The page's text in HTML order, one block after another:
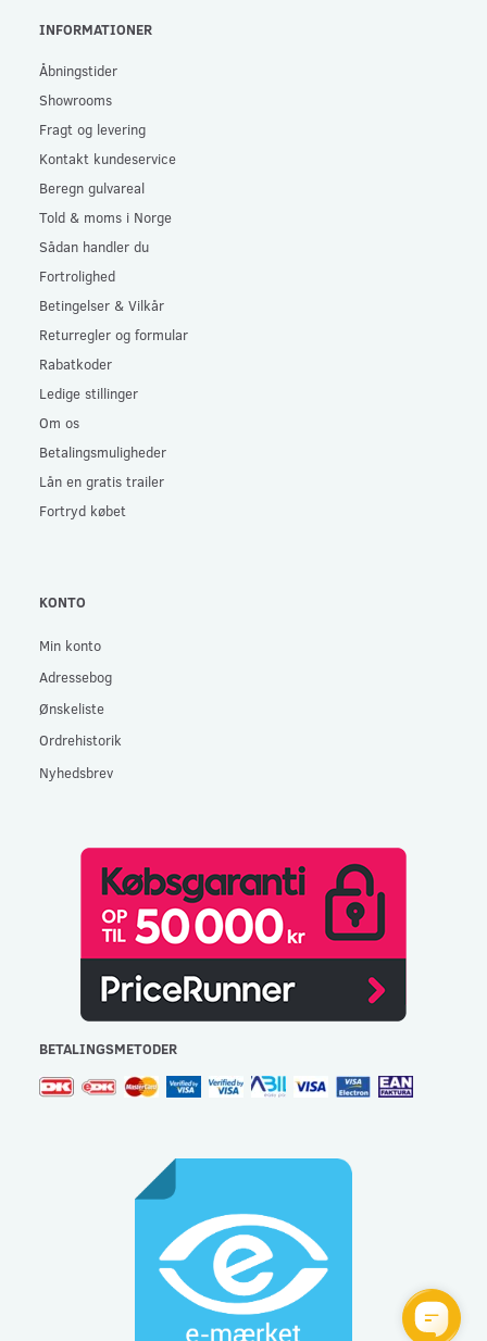
INFORMATIONER
Åbningstider
Showrooms
Fragt og levering
Kontakt kundeservice
Beregn gulvareal
Told & moms i Norge
Sådan handler du
Fortrolighed
Betingelser & Vilkår
Returregler og formular
Rabatkoder
Ledige stillinger
Om os
Betalingsmuligheder
Lån en gratis trailer
Fortryd købet
KONTO
Min konto
Adressebog
Ønskeliste
Ordrehistorik
Nyhedsbrev
BETALINGSMETODER